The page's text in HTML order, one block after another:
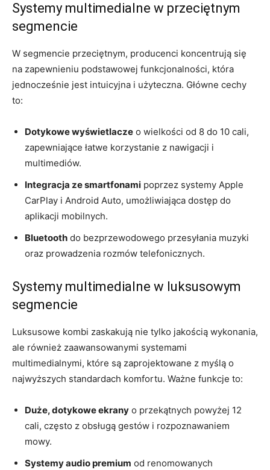
Systemy multimedialne w przeciętnym‍
segmencie
W segmencie ⁤przeciętnym, producenci koncentrują‌ się
na zapewnieniu podstawowej funkcjonalności, która
jednocześnie jest intuicyjna i ​użyteczna. Główne‍ cechy
to:
Dotykowe ​wyświetlacze o wielkości ‍od 8 do 10 cali,
zapewniające łatwe korzystanie z nawigacji i
multimediów.
Integracja ze smartfonami poprzez systemy⁢ Apple
‌CarPlay⁣ i​ Android Auto, umożliwiająca dostęp⁢ do
aplikacji mobilnych.
Bluetooth do bezprzewodowego przesyłania muzyki
oraz prowadzenia rozmów telefonicznych.
Systemy multimedialne w luksusowym⁢
segmencie
Luksusowe⁢ kombi zaskakują nie ‌tylko jakością⁣ wykonania,
ale również zaawansowanymi systemami
multimedialnymi, które są zaprojektowane z myślą o
najwyższych standardach komfortu. Ważne funkcje to:
Duże, ​dotykowe ekrany o ‍przekątnych powyżej 12
cali, często ⁣z obsługą gestów i rozpoznawaniem
mowy.
Systemy audio premium od ⁤renomowanych⁣